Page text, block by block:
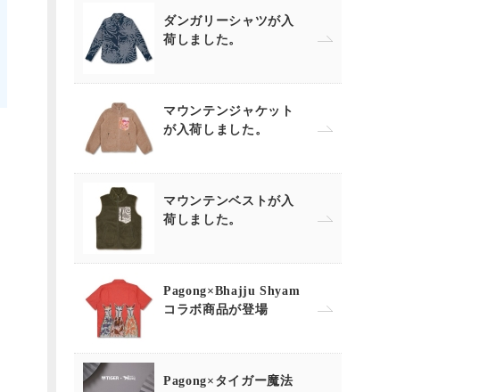
ダンガリーシャツが入
荷しました。
マウンテンジャケット
が入荷しました。
マウンテンベストが入
荷しました。
Pagong×Bhajju Shyam
コラボ商品が登場
Pagong×タイガー魔法